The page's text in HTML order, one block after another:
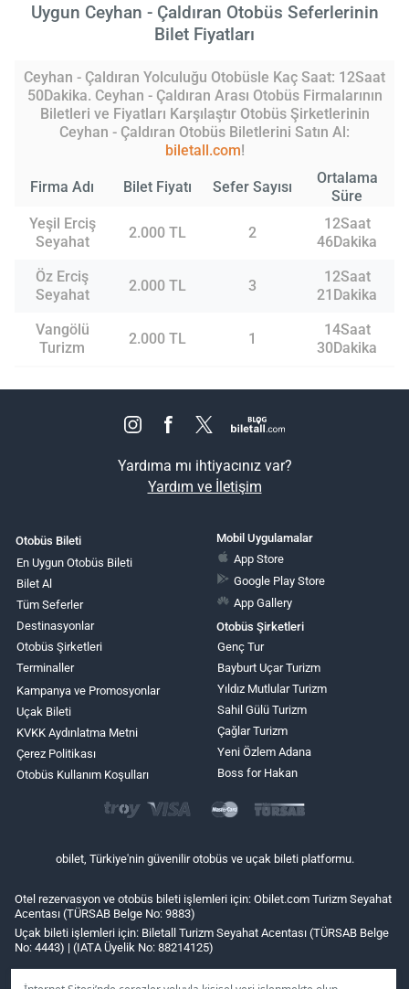
Uygun Ceyhan - Çaldıran Otobüs Seferlerinin
Bilet Fiyatları
Ceyhan - Çaldıran Yolculuğu Otobüsle Kaç Saat: 12Saat
50Dakika. Ceyhan - Çaldıran Arası Otobüs Firmalarının
Biletleri ve Fiyatları Karşılaştır Otobüs Şirketlerinin
Ceyhan - Çaldıran Otobüs Biletlerini Satın Al:
biletall.com!
Firma Adı Bilet Fiyatı Sefer Sayısı
Ortalama
Süre
Yeşil Erciş
Seyahat
2.000 TL 2
12Saat
46Dakika
Öz Erciş
Seyahat
2.000 TL 3
12Saat
21Dakika
Vangölü
Turizm
2.000 TL 1
14Saat
30Dakika
Yardıma mı ihtiyacınız var?
Yardım ve İletişim
Otobüs Bileti
En Uygun Otobüs Bileti
Bilet Al
Tüm Seferler
Destinasyonlar
Otobüs Şirketleri
Terminaller
Kampanya ve Promosyonlar
Uçak Bileti
KVKK Aydınlatma Metni
Çerez Politikası
Otobüs Kullanım Koşulları
Mobil Uygulamalar
App Store
Google Play Store
App Gallery
Otobüs Şirketleri
Genç Tur
Bayburt Uçar Turizm
Yıldız Mutlular Turizm
Sahil Gülü Turizm
Çağlar Turizm
Yeni Özlem Adana
Boss for Hakan
obilet, Türkiye'nin güvenilir otobüs ve uçak bileti platformu.
Otel rezervasyon ve otobüs bileti işlemleri için: Obilet.com Turizm Seyahat
Acentası (TÜRSAB Belge No: 9883)
Uçak bileti işlemleri için: Biletall Turizm Seyahat Acentası (TÜRSAB Belge
No: 4443) | (IATA Üyelik No: 88214125)